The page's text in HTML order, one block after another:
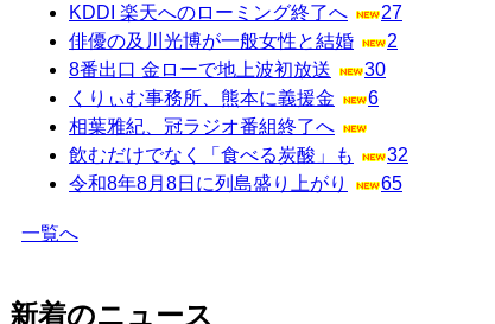
KDDI 楽天へのローミング終了へ
27
俳優の及川光博が一般女性と結婚
2
8番出口 金ローで地上波初放送
30
くりぃむ事務所、熊本に義援金
6
相葉雅紀、冠ラジオ番組終了へ
飲むだけでなく「食べる炭酸」も
32
令和8年8月8日に列島盛り上がり
65
一覧へ
新着のニュース